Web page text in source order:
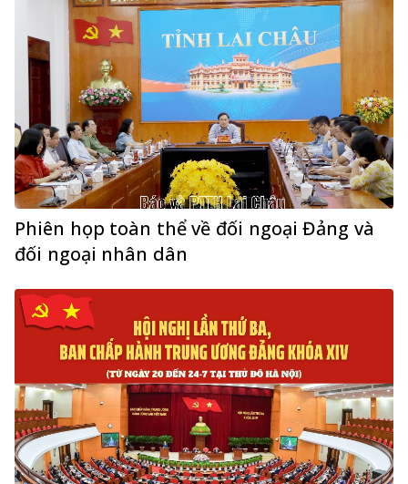
Phiên họp toàn thể về đối ngoại Đảng và
đối ngoại nhân dân